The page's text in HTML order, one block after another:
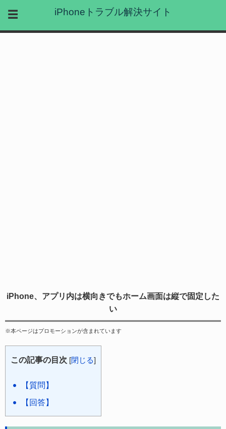
iPhoneトラブル解決サイト
iPhone、アプリ内は横向きでもホーム画面は縦で固定した
い
※本ページはプロモーションが含まれています
この記事の目次 [閉じる]
【質問】
【回答】